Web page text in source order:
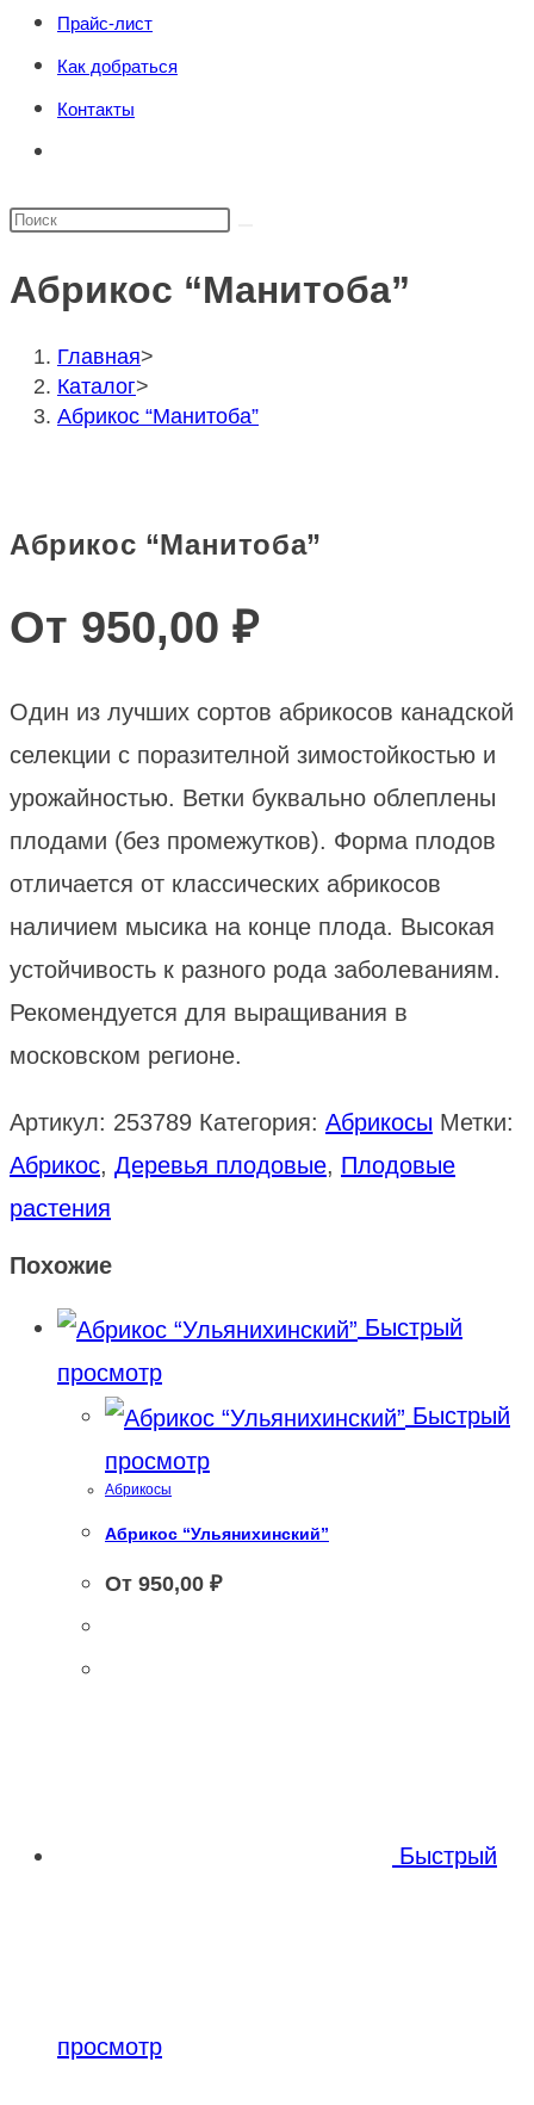
сайту
Прайс-лист
Как добраться
Контакты
по
сайту
Поиск
сайте
Абрикос “Манитоба”
Главная>
Каталог>
Абрикос “Манитоба”
Абрикос “Манитоба”
От 950,00 ₽
Один из лучших сортов абрикосов канадской
селекции с поразителной зимостойкостью и
урожайностью. Ветки буквально облеплены
плодами (без промежутков). Форма плодов
отличается от классических абрикосов
наличием мысика на конце плода. Высокая
устойчивость к разного рода заболеваниям.
Рекомендуется для выращивания в
московском регионе.
Артикул: 253789 Категория: Абрикосы Метки:
Абрикос, Деревья плодовые, Плодовые
растения
Похожие
Быстрый
просмотр
Быстрый
просмотр
Абрикосы
Абрикос “Ульянихинский”
От 950,00 ₽
Быстрый
просмотр